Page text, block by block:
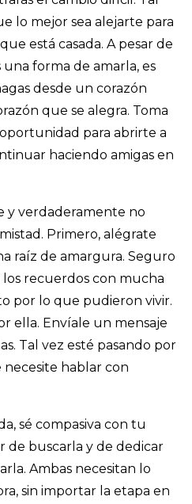
lo mejor sea alejarte para
está casada. A pesar de
forma de amarla, es
desde un corazón
que se alegra. Toma
para abrirte a
haciendo amigas en
y verdaderamente no
Primero, alégrate
raíz de amargura. Seguro
recuerdos con mucha
por lo que pudieron vivir.
ella. Envíale un mensaje
Tal vez esté pasando por
hablar con
sé compasiva con tu
de buscarla y de dedicar
Ambas necesitan lo
sin importar la etapa en